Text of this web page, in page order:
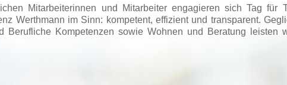
Mitarbeiterinnen und Mitarbeiter engagieren sich Tag für
Werthmann im Sinn: kompetent, effizient und transparent.
Kompetenzen sowie Wohnen und Beratung leisten